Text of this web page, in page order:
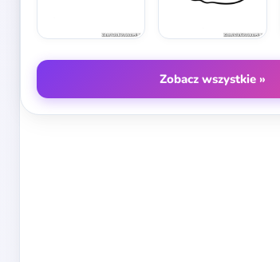
Zobacz wszystkie »